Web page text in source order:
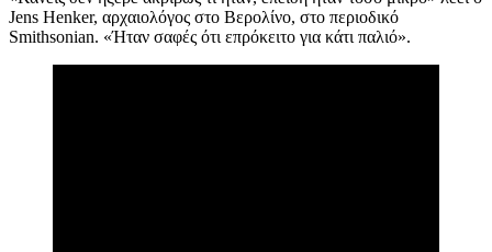
Jens Henker, αρχαιολόγος στο Βερολίνο, στο περιοδικό
Smithsonian. «Ήταν σαφές ότι επρόκειτο για κάτι παλιό».